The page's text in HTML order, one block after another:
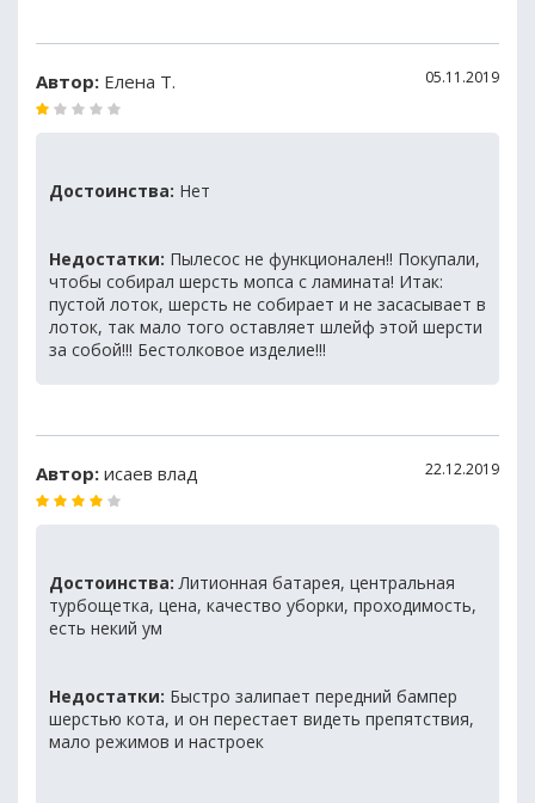
Автор: Елена Т. 05.11.2019
Достоинства: Нет
Недостатки: Пылесос не функционален!! Покупали,
чтобы собирал шерсть мопса с ламината! Итак:
пустой лоток, шерсть не собирает и не засасывает в
лоток, так мало того оставляет шлейф этой шерсти
за собой!!! Бестолковое изделие!!!
Автор: исаев влад 22.12.2019
Достоинства: Литионная батарея, центральная
турбощетка, цена, качество уборки, проходимость,
есть некий ум
Недостатки: Быстро залипает передний бампер
шерстью кота, и он перестает видеть препятствия,
мало режимов и настроек